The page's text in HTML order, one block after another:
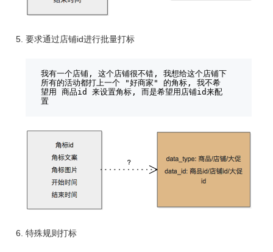
要求通过店铺id进行批量打标
我有一个店铺, 这个店铺很不错, 我想给这个店铺下
所有的活动都打上一个 "好商家" 的角标, 我不希
望用 商品id 来设置角标, 而是希望用店铺id来配
置
特殊规则打标